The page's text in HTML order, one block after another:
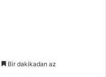
Bir dakikadan az